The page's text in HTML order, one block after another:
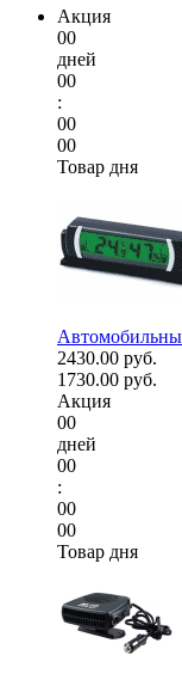
Акция
00
дней
00
:
00
00
Товар дня
2430.00 руб.
1730.00 руб.
Акция
00
дней
00
:
00
00
Товар дня